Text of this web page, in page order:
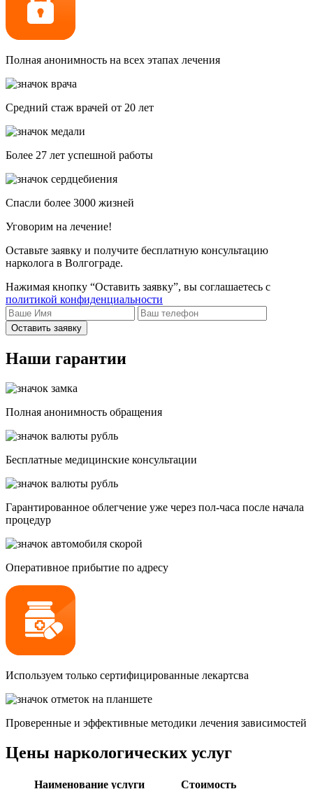
Полная анонимность на всех этапах лечения
Средний стаж врачей от 20 лет
Более 27 лет успешной работы
Спасли более 3000 жизней
Уговорим на лечение!
Оставьте заявку и получите бесплатную консультацию
нарколога в Волгограде.
Нажимая кнопку “Оставить заявку”, вы соглашаетесь с
политикой конфиденциальности
Оставить заявку
Наши гарантии
Полная анонимность обращения
Бесплатные медицинские консультации
Гарантированное облегчение уже через пол-часа после начала
процедур
Опеpативное прибытие по адресу
Используем только сертифицированные лекартсва
Проверенные и эффективные методики лечения зависимостей
Цены наркологических услуг
Наименование услуги
Стоимость